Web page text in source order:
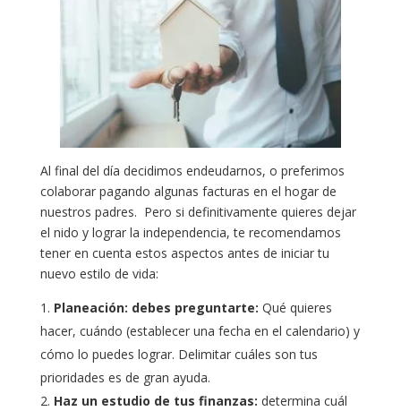
Al final del día decidimos endeudarnos, o preferimos
colaborar pagando algunas facturas en el hogar de
nuestros padres. Pero si definitivamente quieres dejar
el nido y lograr la independencia, te recomendamos
tener en cuenta estos aspectos antes de iniciar tu
nuevo estilo de vida:
Planeación: debes preguntarte: Qué quieres
hacer, cuándo (establecer una fecha en el calendario) y
cómo lo puedes lograr. Delimitar cuáles son tus
prioridades es de gran ayuda.
Haz un estudio de tus finanzas: determina cuál